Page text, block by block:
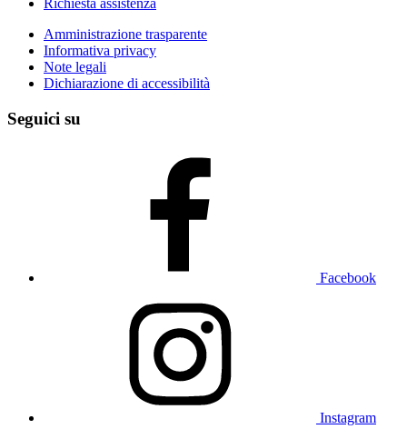
Richiesta assistenza
Amministrazione trasparente
Informativa privacy
Note legali
Dichiarazione di accessibilità
Seguici su
Facebook
Instagram